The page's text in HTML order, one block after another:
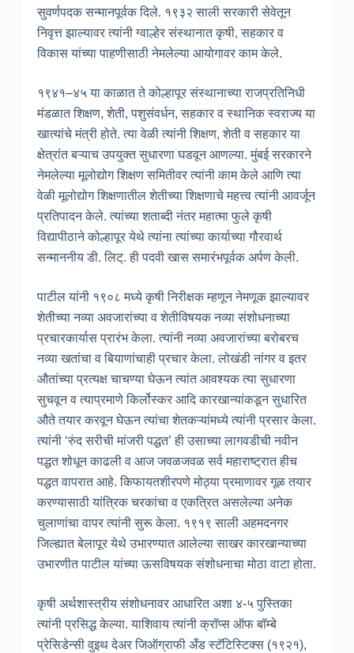
सुवर्णपदक सन्मानपूर्वक दिले. १९३२ साली सरकारी सेवेतून
निवृत्त झाल्यावर त्यांनी ग्वाल्हेर संस्थानात कृषी, सहकार व
विकास यांच्या पाहणीसाठी नेमलेल्या आयोगावर काम केले.
१९४१–४५ या काळात ते कोल्हापूर संस्थानाच्या राजप्रतिनिधी
मंडळात शिक्षण, शेती, पशुसंवर्धन, सहकार व स्थानिक स्वराज्य या
खात्यांचे मंत्री होते. त्या वेळी त्यांनी शिक्षण, शेती व सहकार या
क्षेत्रांत बऱ्याच उपयुक्त सुधारणा घडवून आणल्या. मुंबई सरकारने
नेमलेल्या मूलोद्योग शिक्षण समितीवर त्यांनी काम केले आणि त्या
वेळी मूलोद्योग शिक्षणातील शेतीच्या शिक्षणाचे महत्त्व त्यांनी आवर्जून
प्रतिपादन केले. त्यांच्या शताब्दी नंतर महात्मा फुले कृषी
विद्यापीठाने कोल्हापूर येथे त्यांना त्यांच्या कार्याच्या गौरवार्थ
सन्माननीय डी. लिट्. ही पदवी खास समारंभपूर्वक अर्पण केली.
पाटील यांनी १९०८ मध्ये कृषी निरीक्षक म्हणून नेमणूक झाल्यावर
शेतीच्या नव्या अवजारांच्या व शेतीविषयक नव्या संशोधनाच्या
प्रचारकार्यास प्रारंभ केला. त्यांनी नव्या अवजारांच्या बरोबरच
नव्या खतांचा व बियाणांचाही प्रचार केला. लोखंडी नांगर व इतर
औतांच्या प्रत्यक्ष चाचण्या घेऊन त्यांत आवश्यक त्या सुधारणा
सुचवून व त्याप्रमाणे किर्लोस्कर आदि कारखान्यांकडून सुधारित
औते तयार करवून घेऊन त्यांचा शेतकऱ्यांमध्ये त्यांनी प्रसार केला.
त्यांनी ‘रुंद सरीची मांजरी पद्धत’ ही उसाच्या लागवडीची नवीन
पद्धत शोधून काढली व आज जवळजवळ सर्व महाराष्ट्रात हीच
पद्धत वापरात आहे. किफायतशीरपणे मोठ्या प्रमाणावर गूळ तयार
करण्यासाठी यांत्रिक चरकांचा व एकत्रित असलेल्या अनेक
चुलाणांचा वापर त्यांनी सुरू केला. १९१९ साली अहमदनगर
जिल्ह्यात बेलापूर येथे उभारण्यात आलेल्या साखर कारखान्याच्या
उभारणीत पाटील यांच्या ऊसविषयक संशोधनाचा मोठा वाटा होता.
कृषी अर्थशास्त्रीय संशोधनावर आधारित अशा ४-५ पुस्तिका
त्यांनी प्रसिद्ध केल्या. याशिवाय त्यांनी क्रॉप्स ऑफ बॉम्बे
प्रेसिडेन्सी वुइथ देअर जिऑग्राफी अँड स्टॅटिस्टिक्स (१९२१),